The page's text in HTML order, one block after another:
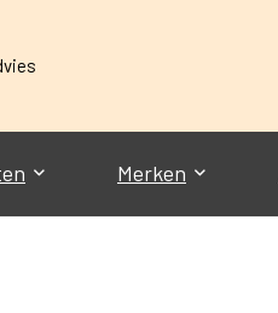
Merken